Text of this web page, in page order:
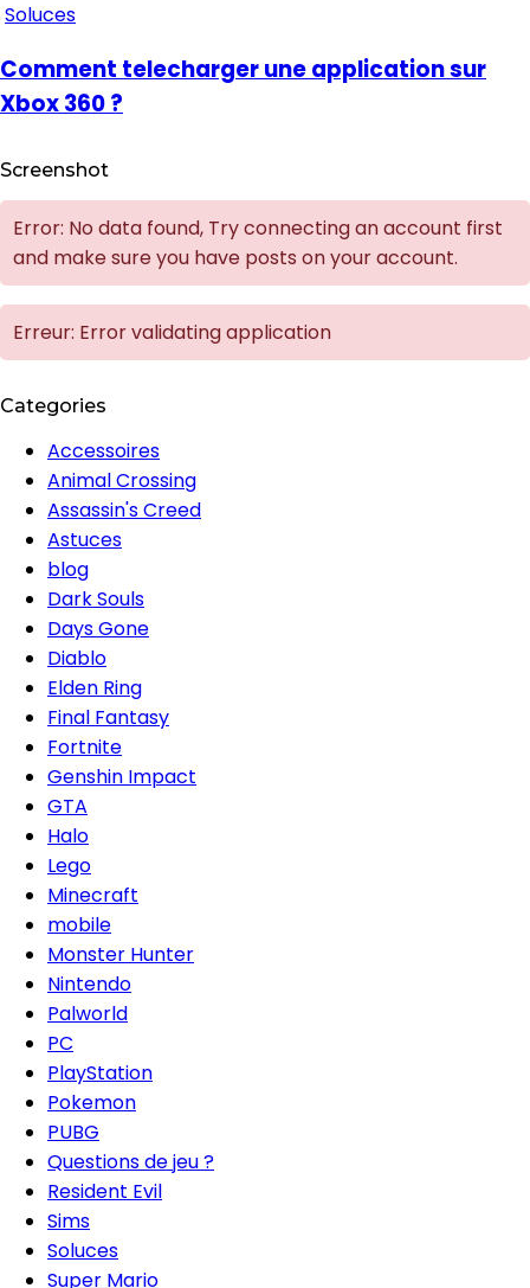
Soluces
Comment telecharger une application sur
Xbox 360 ?
Screenshot
Error: No data found, Try connecting an account first
and make sure you have posts on your account.
Erreur: Error validating application
Categories
Accessoires
Animal Crossing
Assassin's Creed
Astuces
blog
Dark Souls
Days Gone
Diablo
Elden Ring
Final Fantasy
Fortnite
Genshin Impact
GTA
Halo
Lego
Minecraft
mobile
Monster Hunter
Nintendo
Palworld
PC
PlayStation
Pokemon
PUBG
Questions de jeu ?
Resident Evil
Sims
Soluces
Super Mario